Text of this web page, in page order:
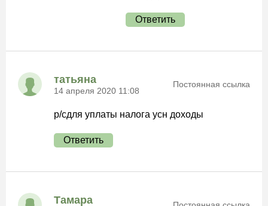
Ответить
татьяна
14 апреля 2020 11:08
Постоянная ссылка
р/сдля уплаты налога усн доходы
Ответить
Тамара